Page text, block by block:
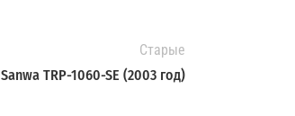
Старые
Sanwa TRP-1060-SE (2003 год)